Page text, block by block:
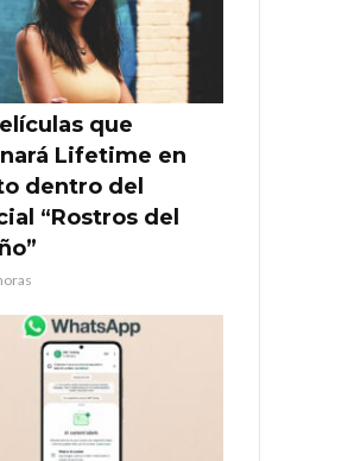
que
Lifetime en
dentro del
“Rostros del